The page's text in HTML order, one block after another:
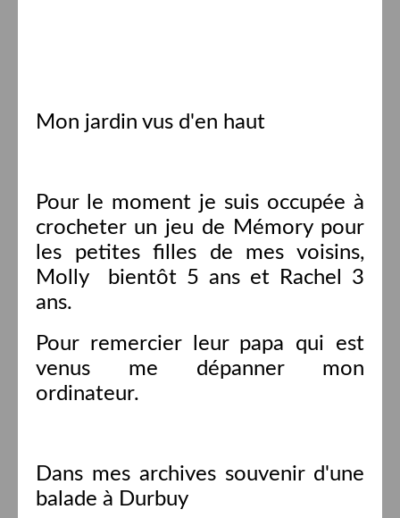
Mon jardin vus d'en haut
Pour le moment je suis occupée à
crocheter un jeu de Mémory pour
les petites filles de mes voisins,
Molly bientôt 5 ans et Rachel 3
ans.
Pour remercier leur papa qui est
venus me dépanner mon
ordinateur.
Dans mes archives souvenir d'une
balade à Durbuy